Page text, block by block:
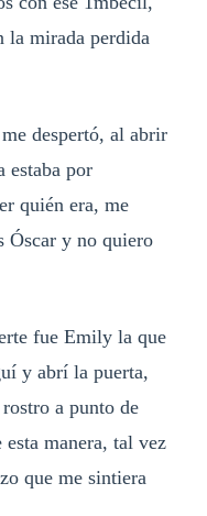
la mirada perdida
despertó, al abrir
estaba por
quién era, me
Óscar y no quiero
fue Emily la que
y abrí la puerta,
a punto de
manera, tal vez
que me sintiera